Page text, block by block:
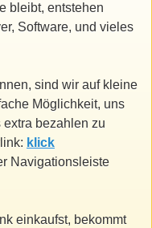
bleibt, entstehen
Software, und vieles
sind wir auf kleine
Möglichkeit, uns
bezahlen zu
klick
Navigationsleiste
einkaufst, bekommt